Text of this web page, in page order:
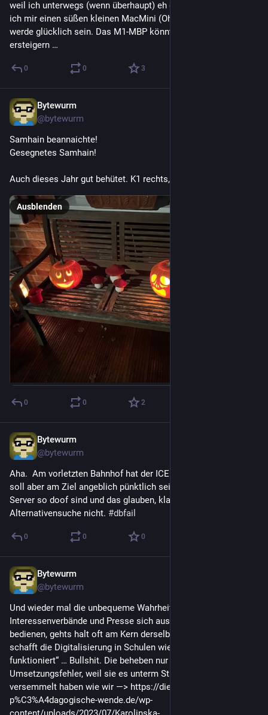
weil ich unterwegs (wenn überhaupt) eh das iPad nutze, hab
ich mir einen süßen kleinen MacMini (Ohne PRO) bestellt und
werde glücklich sein. Das M1-MBP könnt ihr dann bei Ebay
ersteigern …
0 0 3
Bytewurm
@bytewurm
Samhain beannaichte!
Gesegnetes Samhain!
Auch dieses Jahr gut behütet. K1 rechts, K2 links.
Ausblenden
0 0 2
Bytewurm
@bytewurm
Aha.  Am vorletzten Bahnhof hat der ICE 23min Verspätung,
soll aber am Ziel angeblich pünktlich sein. Und weil die DB
Server so doof sind und das glauben, klappt die automatische
Alternativensuche nicht. #dbfail
0 0 0
Bytewurm
@bytewurm
Und wieder mal die unbequeme Wahrheit - wenn
Interessenverbände und Presse sich aus einer Studie
bedienen, gehts halt oft am Kern derselben vorbei. „Schweden
schafft die Digitalisierung in Schulen wieder ab, weil sie nicht
funktioniert“ … Bullshit. Die beheben nur ihre
Umsetzungsfehler, weil sie es unterm Strich genau so
versemmelt haben wie wir —> https://die-
p%C3%A4dagogische-wende.de/wp-